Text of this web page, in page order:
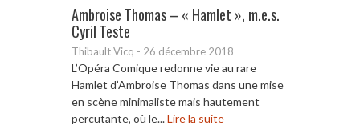
Ambroise Thomas – « Hamlet », m.e.s.
Cyril Teste
Thibault Vicq - 26 décembre 2018
L’Opéra Comique redonne vie au rare
Hamlet d’Ambroise Thomas dans une mise
en scène minimaliste mais hautement
percutante, où le...Lire la suite